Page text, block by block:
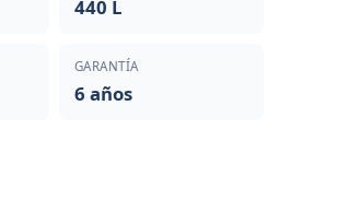
440 L
GARANTÍA
6 años